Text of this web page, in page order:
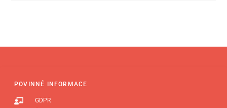
POVINNÉ INFORMACE
GDPR